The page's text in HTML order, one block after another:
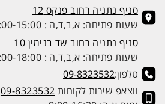
סניף נתניה רחוב פנקס 12
שעות פתיחה: א,ב,ד,ה : 9:00-15:00, ג: 9:00-13:00
סניף נתניה רחוב שד בנימין 10
שעות פתיחה: א,ב,ד,ה : 9:00-18:00, ג,ו: 9:00-13:00
טלפון:09-8323532
ווצאפ שירות לקוחות 09-8323532